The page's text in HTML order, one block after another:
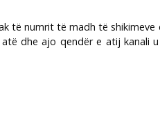
të numrit të madh të
dhe ajo qendër e atij kanali